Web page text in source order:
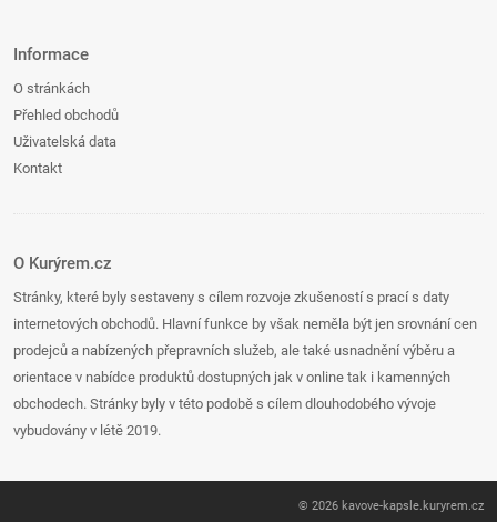
Informace
O stránkách
Přehled obchodů
Uživatelská data
Kontakt
O Kurýrem.cz
Stránky, které byly sestaveny s cílem rozvoje zkušeností s prací s daty
internetových obchodů. Hlavní funkce by však neměla být jen srovnání cen
prodejců a nabízených přepravních služeb, ale také usnadnění výběru a
orientace v nabídce produktů dostupných jak v online tak i kamenných
obchodech. Stránky byly v této podobě s cílem dlouhodobého vývoje
vybudovány v létě 2019.
© 2026 kavove-kapsle. kuryrem.cz